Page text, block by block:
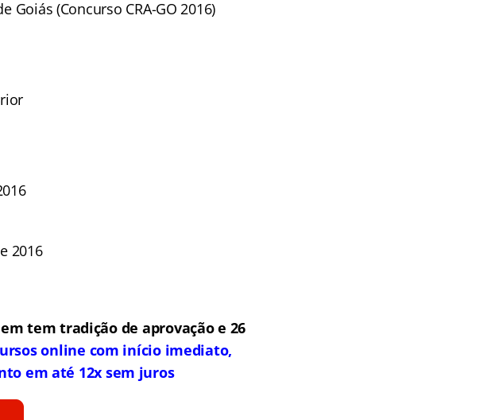
Goiás (Concurso CRA-GO 2016)
2016
tem tradição de aprovação e 26
online com início imediato,
em até 12x sem juros